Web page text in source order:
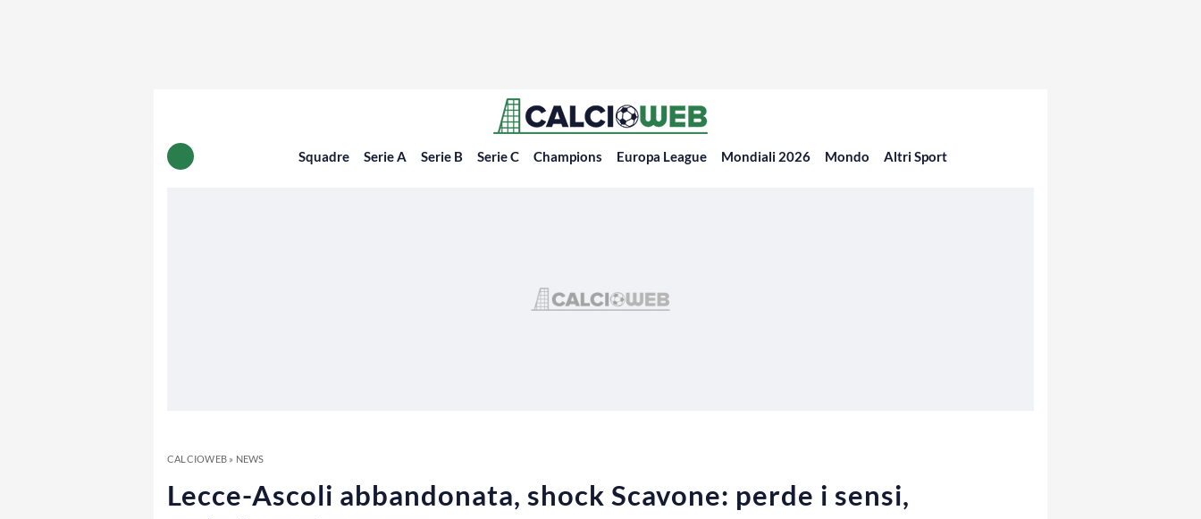
Squadre Serie A Serie B Serie C Champions Europa League Mondiali 2026 Mondo Altri Sport
CALCIOWEB» NEWS
Lecce-Ascoli abbandonata, shock Scavone: perde i sensi,